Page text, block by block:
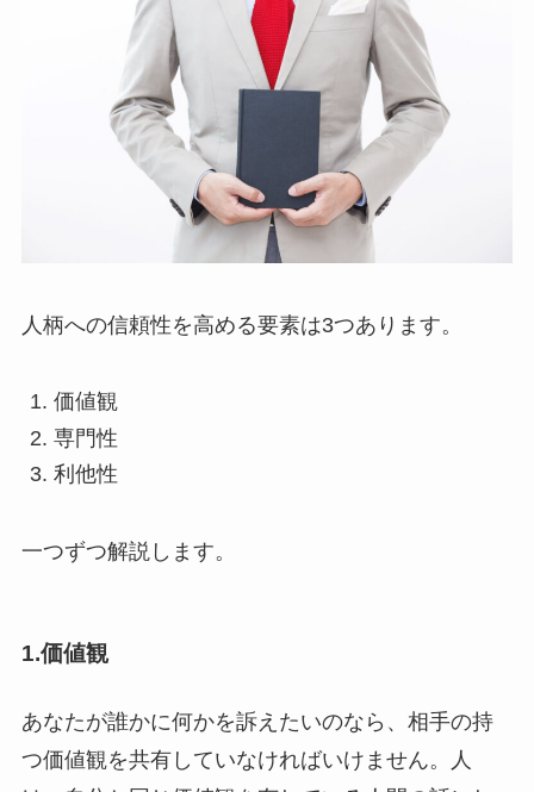
人柄への信頼性を高める要素は3つあります。
価値観
専門性
利他性
一つずつ解説します。
1.価値観
あなたが誰かに何かを訴えたいのなら、相手の持
つ価値観を共有していなければいけません。人